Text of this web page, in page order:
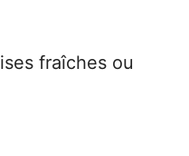
fraîches ou